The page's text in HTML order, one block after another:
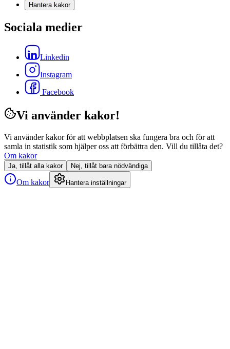
Hantera kakor
Sociala medier
Linkedin
Instagram
Facebook
Vi använder kakor!
Vi använder kakor för att webbplatsen ska fungera bra och för att
samla in statistik som hjälper oss att förbättra den. Vill du tillåta det?
Om kakor
Ja, tillåt alla kakor Nej, tillåt bara nödvändiga
Om kakor Hantera inställningar